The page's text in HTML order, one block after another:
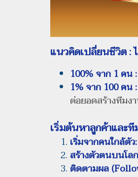
แนวคิดเปลี่ยนชีวิต :
100% จาก 1 คน :
1% จาก 100 คน :
ต่อยอดสร้างทีมง
เริ่มต้นหาลูกค้าและ
เริ่มจากคนใกล้ตัว:
สร้างตัวตนบนโล
ติดตามผล